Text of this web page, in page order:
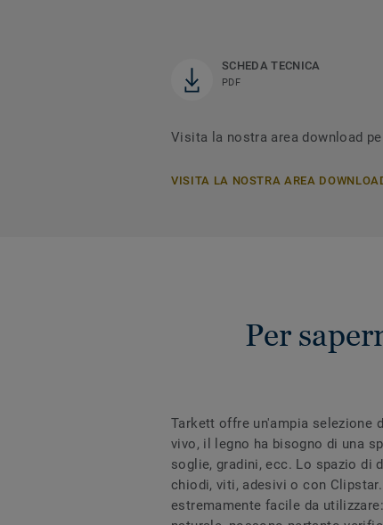
SCHEDA TECNICA
PDF
Visita la nostra area download
VISITA LA NOSTRA AREA
Per
Tarkett offre un'ampia selezione
vivo, il legno ha bisogno di una
soglie, gradini, ecc. Lo spazio
chiodi, viti, adesivi o con
estremamente facile da